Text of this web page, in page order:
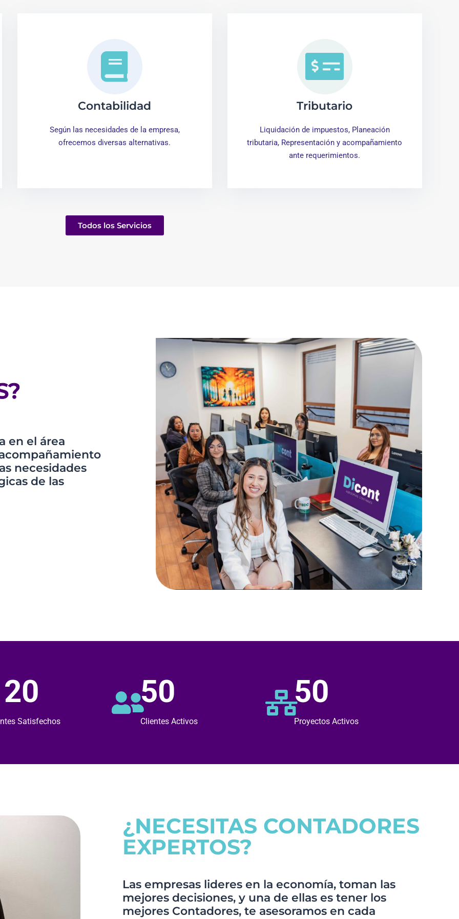
Contabilidad
Según las necesidades de la empresa,
ofrecemos diversas alternativas.
Tributario
Liquidación de impuestos, Planeación
tributaria, Representación y acompañamiento
ante requerimientos.
Todos los Servicios
en el área
necesidades
de las
Satisfechos
50
Clientes Activos
50
Proyectos Activos
¿NECESITAS CONTADORES
EXPERTOS?
Las empresas lideres en la economía, toman las
mejores decisiones, y una de ellas es tener los
mejores Contadores, te asesoramos en cada